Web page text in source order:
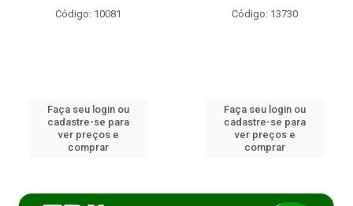
Código: 10081
Faça seu login ou
cadastre-se para
ver preços e
comprar
Código: 13730
Faça seu login ou
cadastre-se para
ver preços e
comprar